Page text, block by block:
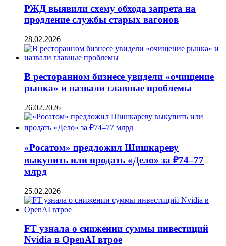
РЖД выявили схему обхода запрета на
продление службы старых вагонов
28.02.2026
В ресторанном бизнесе увидели «очищение
рынка» и назвали главные проблемы
26.02.2026
«Росатом» предложил Шишкареву
выкупить или продать «Дело» за ₽74–77
млрд
25.02.2026
FT узнала о снижении суммы инвестиций
Nvidia в OpenAI втрое